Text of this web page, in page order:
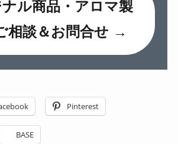
ル商品・アロマ製
相談＆お問合せ →
Pinterest
BASE